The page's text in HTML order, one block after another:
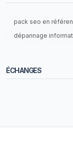
pack seo en
dépannage
ÉCHANGES